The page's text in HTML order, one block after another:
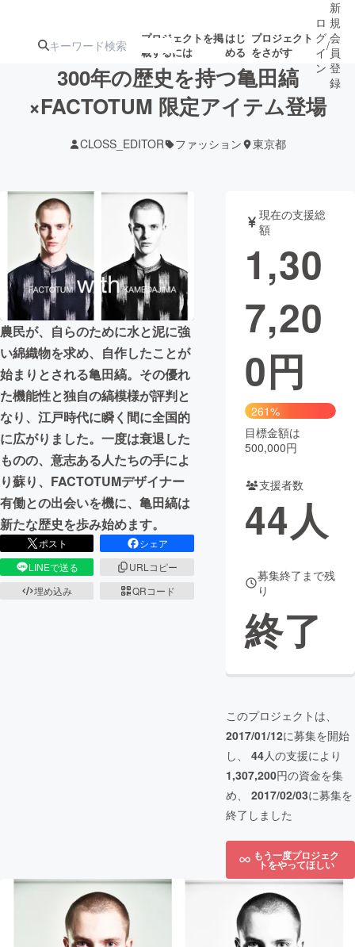
プロジェクトを掲
載するには
はじ
める
プロジェクト
をさがす
ターン
ジェクト
募集終了が近いプ
ロジェクト
されます
アート・写真 音楽
テクノロジー・ガジェット ゲーム・サ
映像・映画
ビジネス・起業
まちづくり・地域活性化
CAMPFIRE for Social Good
CAMPFIRE Creation
CAMPFIREふるさと納税 machi-ya コミュニティ
ロ
グ
イ
ン
/
新
規
会
員
登
録
300年の歴史を持つ⻲⽥縞
×FACTOTUM 限定アイテム登場
CLOSS_EDITOR ファッション 東京都
農民が、自らのために水と泥に強
い綿織物を求め、自作したことが
始まりとされる亀田縞。その優れ
た機能性と独自の縞模様が評判と
なり、江戸時代に瞬く間に全国的
に広がりました。一度は衰退した
ものの、意志ある人たちの手によ
り蘇り、FACTOTUMデザイナー
有働との出会いを機に、亀田縞は
新たな歴史を歩み始めます。
ポスト
シェア
LINEで送る
URLコピー
埋め込み
QRコード
現在の支援総
額
1,30
7,20
0円
261%
目標金額は
500,000円
支援者数
44人
募集終了まで残
り
終了
このプロジェクトは、
2017/01/12に募集を開始
し、 44人の支援により
1,307,200円の資金を集
め、 2017/02/03に募集を
終了しました
もう一度プロジェク
トをやってほしい